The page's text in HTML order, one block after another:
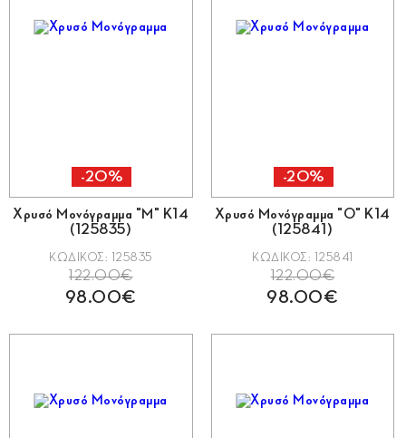
-20%
Χρυσό Μονόγραμμα "Μ" Κ14
(125835)
ΚΩΔΙΚΟΣ: 125835
122.00€
98.00€
-20%
Χρυσό Μονόγραμμα "Ο" Κ14
(125841)
ΚΩΔΙΚΟΣ: 125841
122.00€
98.00€